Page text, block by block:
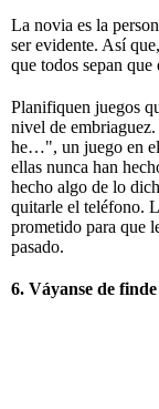
La novia es la
ser evidente. Así
que todos sepan
Planifiquen juegos
nivel de
he…", un juego en el
ellas nunca han
hecho algo de lo
quitarle el teléfono.
prometido para que
pasado.
6. Váyanse de finde